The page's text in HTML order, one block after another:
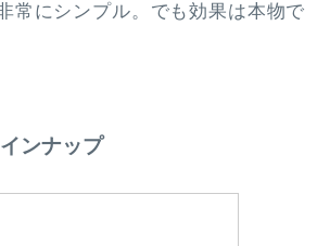
常にシンプル。でも効果は本物で
ンナップ